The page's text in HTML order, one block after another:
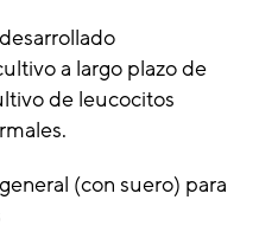
a largo plazo de
de leucocitos
(con suero) para